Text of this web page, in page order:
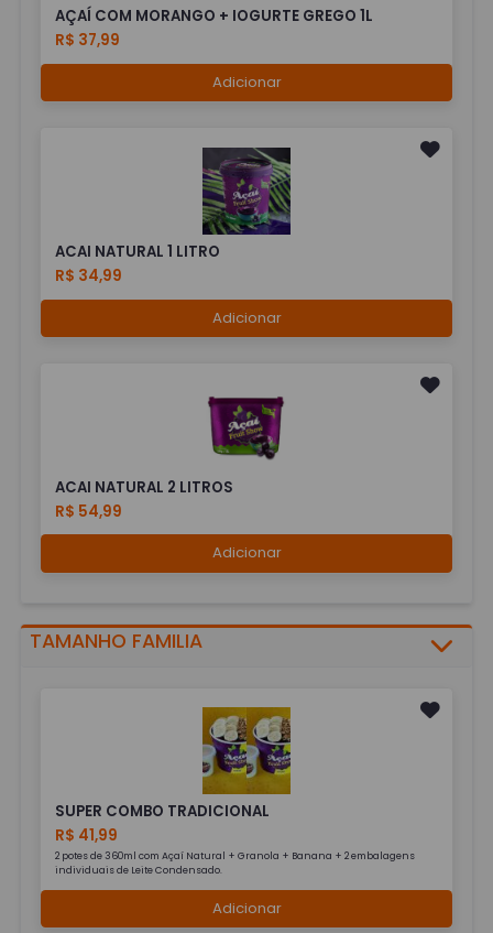
AÇAÍ COM MORANGO + IOGURTE GREGO 1L
R$ 37,99
Adicionar
ACAI NATURAL 1 LITRO
R$ 34,99
Adicionar
ACAI NATURAL 2 LITROS
R$ 54,99
Adicionar
TAMANHO FAMILIA
SUPER COMBO TRADICIONAL
R$ 41,99
2 potes de 360ml com Açaí Natural + Granola + Banana + 2 embalagens
individuais de Leite Condensado.
Adicionar